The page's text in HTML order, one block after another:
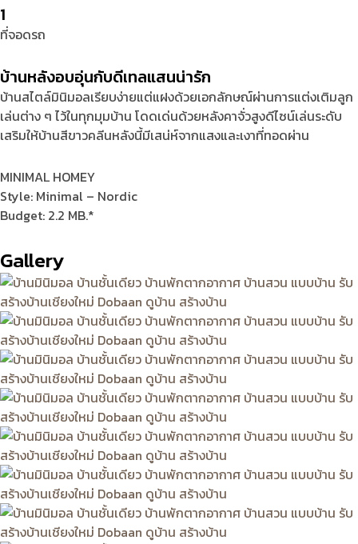
1
ที่จอดรถ
บ้านหลังอบอุ่นกับดีเทลแสนน่ารัก
บ้านสไตล์มินิมอลเรียบง่ายแต่แฝงด้วยเอกลักษณ์ผ่านการแต่งเติมลูก
เล่นต่าง ๆ ไว้ในทุกมุมบ้าน โดดเด่นด้วยหลังคาจั่วสูงดีไซน์เล่นระดับ
เสริมให้บ้านสีขาวคลีนหลังนี้มีเสน่ห์จากแสงและเงาที่ทอดผ่าน
MINIMAL HOMEY
Style: Minimal – Nordic
Budget: 2.2 MB.*
Gallery